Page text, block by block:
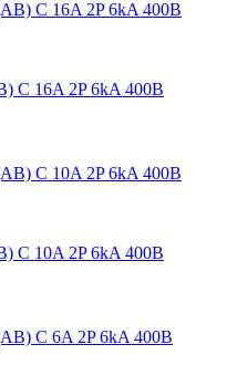
C 16A 2P 6kA 400В
C 10A 2P 6kA 400В